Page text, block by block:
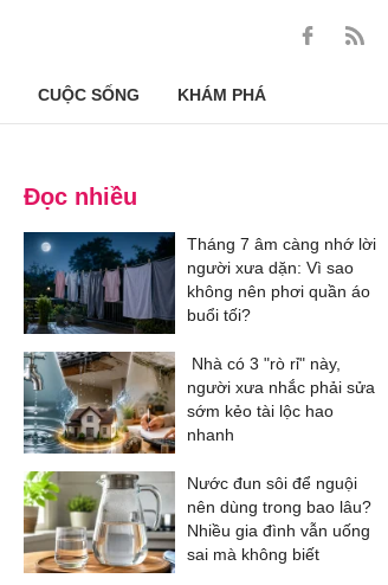
CUỘC SỐNG KHÁM PHÁ
Đọc nhiều
Tháng 7 âm càng nhớ lời
người xưa dặn: Vì sao
không nên phơi quần áo
buổi tối?
Nhà có 3 "rò rỉ" này,
người xưa nhắc phải sửa
sớm kẻo tài lộc hao
nhanh
Nước đun sôi để nguội
nên dùng trong bao lâu?
Nhiều gia đình vẫn uống
sai mà không biết